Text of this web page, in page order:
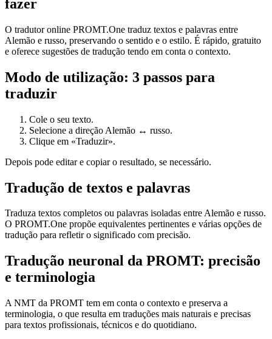
fazer
O tradutor online PROMT.One traduz textos e palavras entre
Alemão e russo, preservando o sentido e o estilo. É rápido, gratuito
e oferece sugestões de tradução tendo em conta o contexto.
Modo de utilização: 3 passos para
traduzir
Cole o seu texto.
Selecione a direção Alemão ↔ russo.
Clique em «Traduzir».
Depois pode editar e copiar o resultado, se necessário.
Tradução de textos e palavras
Traduza textos completos ou palavras isoladas entre Alemão e russo.
O PROMT.One propõe equivalentes pertinentes e várias opções de
tradução para refletir o significado com precisão.
Tradução neuronal da PROMT: precisão
e terminologia
A NMT da PROMT tem em conta o contexto e preserva a
terminologia, o que resulta em traduções mais naturais e precisas
para textos profissionais, técnicos e do quotidiano.